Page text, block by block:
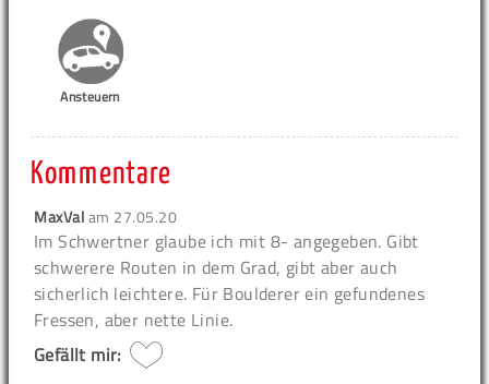
Ansteuern
Kommentare
MaxValam 27.05.20
Im Schwertner glaube ich mit 8- angegeben. Gibt
schwerere Routen in dem Grad, gibt aber auch
sicherlich leichtere. Für Boulderer ein gefundenes
Fressen, aber nette Linie.
Gefällt mir: